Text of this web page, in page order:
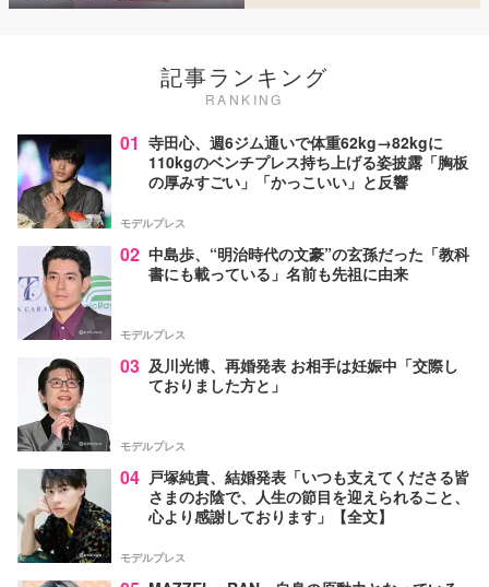
記事ランキング
RANKING
01 寺田心、週6ジム通いで体重62kg→82kgに
110kgのベンチプレス持ち上げる姿披露「胸板
の厚みすごい」「かっこいい」と反響
モデルプレス
02 中島歩、“明治時代の文豪”の玄孫だった「教科
書にも載っている」名前も先祖に由来
モデルプレス
03 及川光博、再婚発表 お相手は妊娠中「交際し
ておりました方と」
モデルプレス
04 戸塚純貴、結婚発表「いつも支えてくださる皆
さまのお陰で、人生の節目を迎えられること、
心より感謝しております」【全文】
モデルプレス